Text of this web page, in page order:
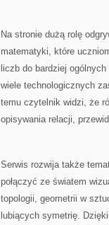
Na stronie dużą rolę
matematyki, które
liczb do bardziej
wiele technologicznych
temu czytelnik widzi, że
opisywania relacji,
Serwis rozwija także
połączyć ze światem
topologii, geometrii w
lubiących symetrię.